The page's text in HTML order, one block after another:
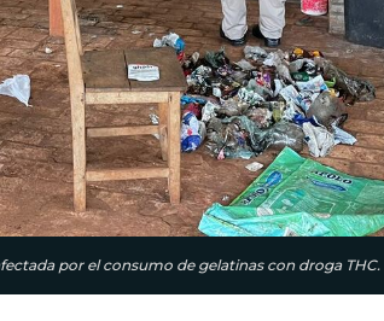
por el consumo de gelatinas con droga THC.